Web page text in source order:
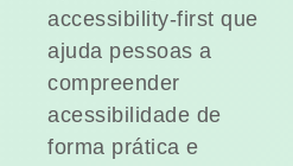
accessibility-first que
ajuda pessoas a
compreender
acessibilidade de
forma prática e